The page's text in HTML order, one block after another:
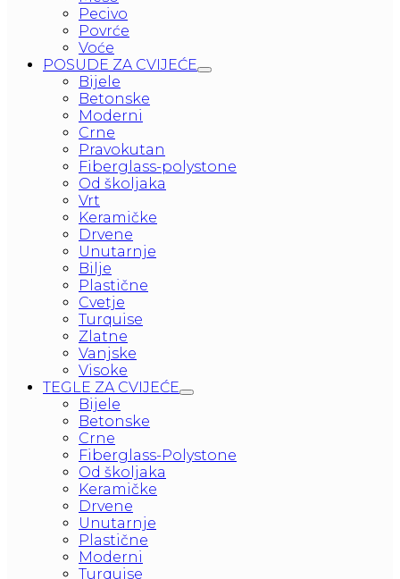
Pecivo
Povrće
Voće
POSUDE ZA CVIJEĆE
Bijele
Betonske
Moderni
Crne
Pravokutan
Fiberglass-polystone
Od školjaka
Vrt
Keramičke
Drvene
Unutarnje
Bilje
Plastične
Cvetje
Turquise
Zlatne
Vanjske
Visoke
TEGLE ZA CVIJEĆE
Bijele
Betonske
Crne
Fiberglass-Polystone
Od školjaka
Keramičke
Drvene
Unutarnje
Plastične
Moderni
Turquise